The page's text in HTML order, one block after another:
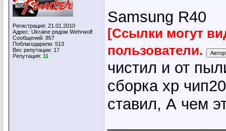
Регистрация: 21.01.2010
Адрес: Ukraine рядом Wehrwolf
Сообщений: 857
Поблагодарили: 513
Вес репутации: 17
Репутация: 11
Samsung R40
[Ссылки могут
пользователи.
чистил и от
сборка хр
ставил, А чем